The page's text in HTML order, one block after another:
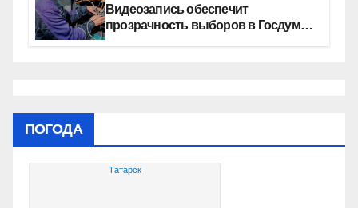
Видеозапись обеспечит
прозрачность выборов в Госдуму
ПОГОДА
Татарск